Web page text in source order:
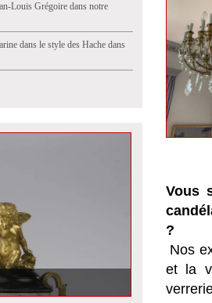
Louis Grégoire dans notre
dans le style des Hache dans
Vous
?
Nos
et la